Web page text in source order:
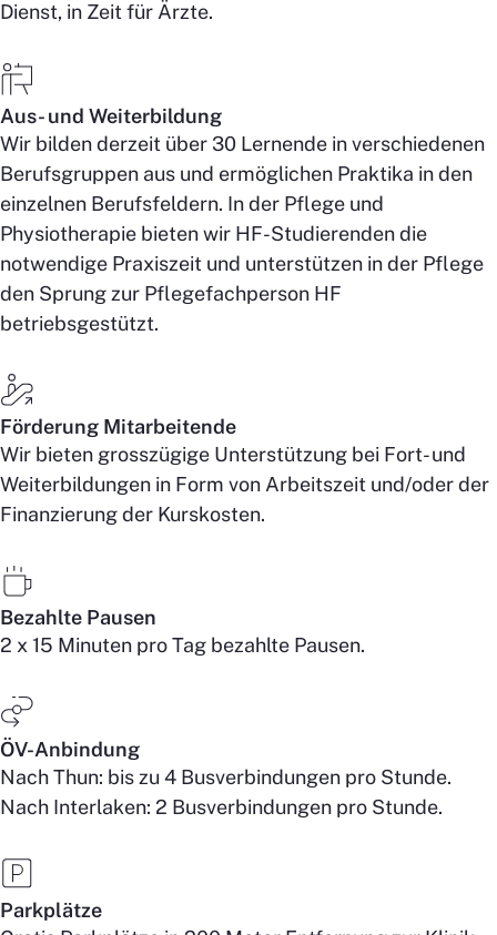
Dienst, in Zeit für Ärzte.
Aus- und Weiterbildung
Wir bilden derzeit über 30 Lernende in verschiedenen
Berufsgruppen aus und ermöglichen Praktika in den
einzelnen Berufsfeldern. In der Pflege und
Physiotherapie bieten wir HF-Studierenden die
notwendige Praxiszeit und unterstützen in der Pflege
den Sprung zur Pflegefachperson HF
betriebsgestützt.
Förderung Mitarbeitende
Wir bieten grosszügige Unterstützung bei Fort- und
Weiterbildungen in Form von Arbeitszeit und/oder der
Finanzierung der Kurskosten.
Bezahlte Pausen
2 x 15 Minuten pro Tag bezahlte Pausen.
ÖV-Anbindung
Nach Thun: bis zu 4 Busverbindungen pro Stunde.
Nach Interlaken: 2 Busverbindungen pro Stunde.
Parkplätze